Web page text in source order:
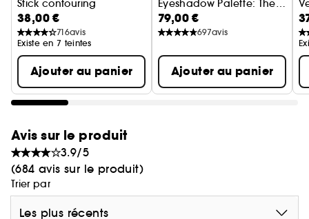
Stick contouring
38,00 €
716avis
Existe en 7 teintes
Ajouter au panier
Eyeshadow Palette: The
Original
Palette yeux
79,00 €
697avis
Ajouter au panier
Avis sur le produit
3.9/5
(684 avis sur le produit)
Trier par
Les plus récents